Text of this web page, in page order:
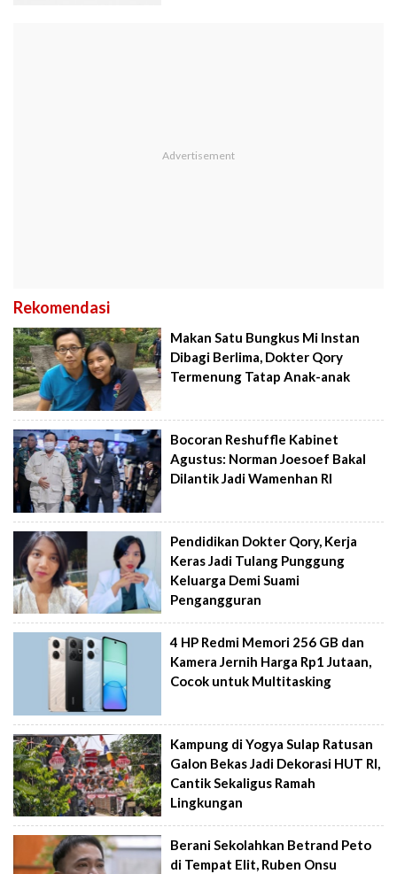
Rekomendasi
Makan Satu Bungkus Mi Instan
Dibagi Berlima, Dokter Qory
Termenung Tatap Anak-anak
Bocoran Reshuffle Kabinet
Agustus: Norman Joesoef Bakal
Dilantik Jadi Wamenhan RI
Pendidikan Dokter Qory, Kerja
Keras Jadi Tulang Punggung
Keluarga Demi Suami
Pengangguran
4 HP Redmi Memori 256 GB dan
Kamera Jernih Harga Rp1 Jutaan,
Cocok untuk Multitasking
Kampung di Yogya Sulap Ratusan
Galon Bekas Jadi Dekorasi HUT RI,
Cantik Sekaligus Ramah
Lingkungan
Berani Sekolahkan Betrand Peto
di Tempat Elit, Ruben Onsu